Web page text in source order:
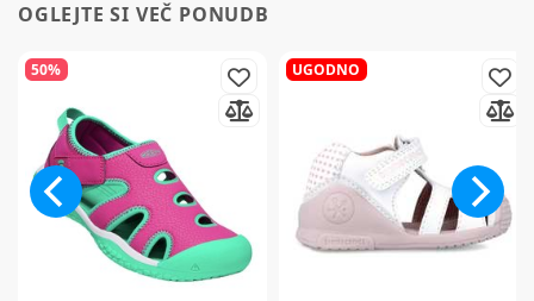
OGLEJTE SI VEČ PONUDB
50% UGODNO